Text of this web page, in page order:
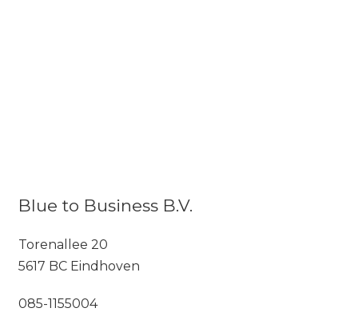
Blue to Business B.V.
Torenallee 20
5617 BC Eindhoven
085-1155004